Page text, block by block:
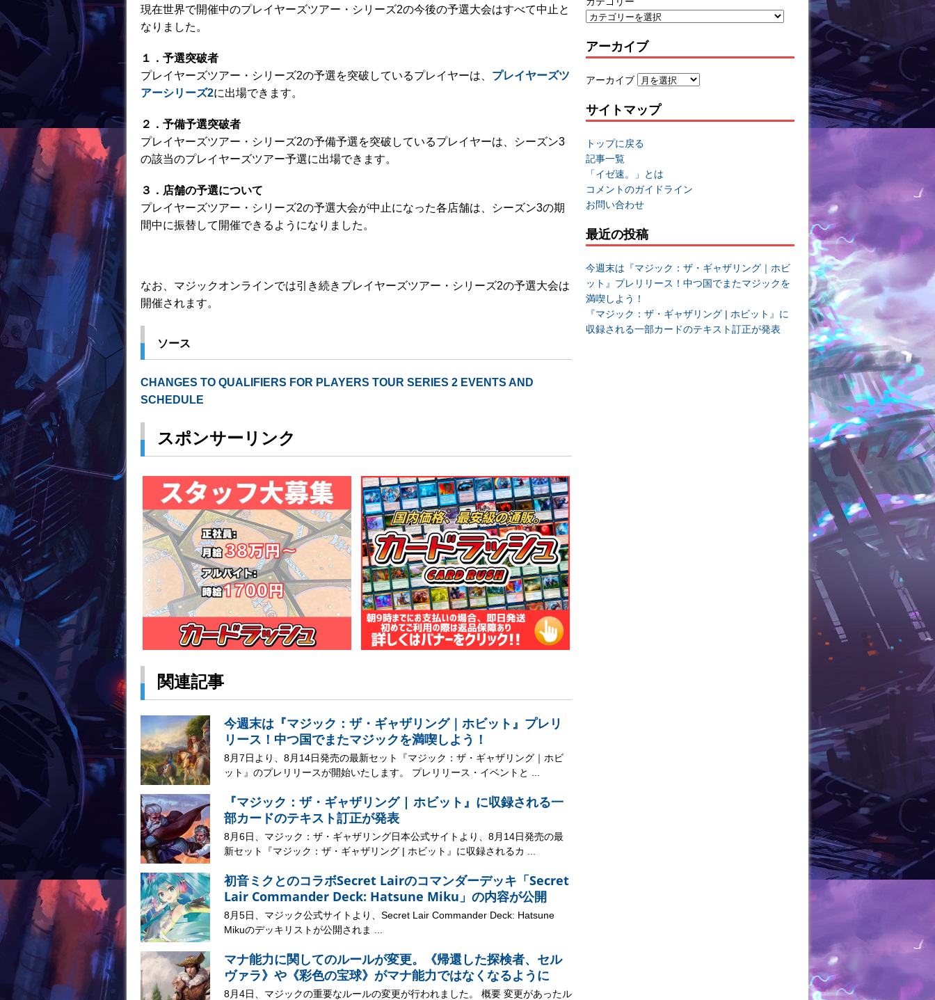
o
現在世界で開催中のプレイヤーズツアー・シリーズ2の今後の予選大会はすべて中止と
なりました。
１．予選突破者
プレイヤーズツアー・シリーズ2の予選を突破しているプレイヤーは、 プレイヤーズツ
アーシリーズ2に出場できます。
２．予備予選突破者
プレイヤーズツアー・シリーズ2の予備予選を突破しているプレイヤーは、シーズン3
の該当のプレイヤーズツアー予選に出場できます。
３．店舗の予選について
プレイヤーズツアー・シリーズ2の予選大会が中止になった各店舗は、シーズン3の期
間中に振替して開催できるようになりました。
なお、マジックオンラインでは引き続きプレイヤーズツアー・シリーズ2の予選大会は
開催されます。
ソース
CHANGES TO QUALIFIERS FOR PLAYERS TOUR SERIES 2 EVENTS AND
SCHEDULE
スポンサーリンク
関連記事
今週末は『マジック：ザ・ギャザリング｜ホビット』プレリ
リース！中つ国でまたマジックを満喫しよう！
8月7日より、8月14日発売の最新セット『マジック：ザ・ギャザリング｜ホビ
ット』のプレリリースが開始いたします。 プレリリース・イベントと ...
『マジック：ザ・ギャザリング | ホビット』に収録される一
部カードのテキスト訂正が発表
8月6日、マジック：ザ・ギャザリング日本公式サイトより、8月14日発売の最
新セット『マジック：ザ・ギャザリング | ホビット』に収録されるカ ...
初音ミクとのコラボSecret Lairのコマンダーデッキ「Secret
Lair Commander Deck: Hatsune Miku」の内容が公開
8月5日、マジック公式サイトより、Secret Lair Commander Deck: Hatsune
Mikuのデッキリストが公開されま ...
マナ能力に関してのルールが変更。《帰還した探検者、セル
ヴァラ》や《彩色の宝球》がマナ能力ではなくなるように
8月4日、マジックの重要なルールの変更が行われました。 概要 変更があったル
アーカイブ
アーカイブ
サイトマップ
トップに戻る
記事一覧
「イゼ速。」とは
コメントのガイドライン
お問い合わせ
最近の投稿
今週末は『マジック：ザ・ギャザリング｜ホビ
ット』プレリリース！中つ国でまたマジックを
満喫しよう！
『マジック：ザ・ギャザリング | ホビット』に
収録される一部カードのテキスト訂正が発表